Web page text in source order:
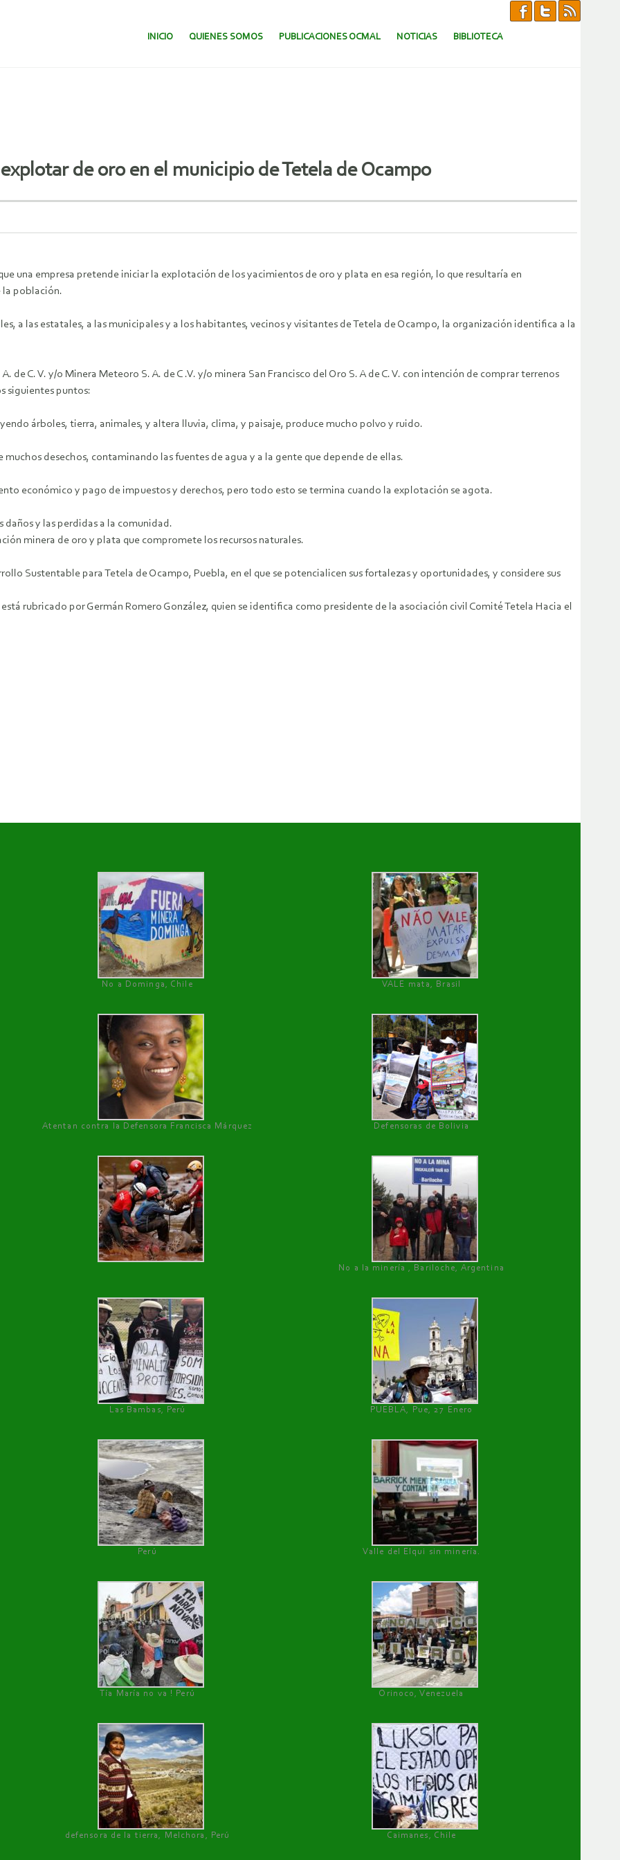
SALTAR AL CONTENIDO.
INICIO QUIENES SOMOS PUBLICACIONES OCMAL NOTICIAS BIBLIOTECA
de oro en el municipio de Tetela de Ocampo
una empresa pretende iniciar la explotación de los yacimientos de oro y plata en esa región, lo que resultaría en
la población.
a las estatales, a las municipales y a los habitantes, vecinos y visitantes de Tetela de Ocampo, la organización identifica a la
de C. V. y/o Minera Meteoro S. A. de C .V. y/o minera San Francisco del Oro S. A de C. V. con intención de comprar terrenos
siguientes puntos:
árboles, tierra, animales, y altera lluvia, clima, y paisaje, produce mucho polvo y ruido.
desechos, contaminando las fuentes de agua y a la gente que depende de ellas.
económico y pago de impuestos y derechos, pero todo esto se termina cuando la explotación se agota.
daños y las perdidas a la comunidad.
minera de oro y plata que compromete los recursos naturales.
Sustentable para Tetela de Ocampo, Puebla, en el que se potencialicen sus fortalezas y oportunidades, y considere sus
rubricado por Germán Romero González, quien se identifica como presidente de la asociación civil Comité Tetela Hacia el
No a Dominga, Chile
VALE mata, Brasil
Atentan contra la Defensora Francisca Márquez Defensoras de Bolivia
No a la minería , Bariloche, Argentina
Las Bambas, Perú PUEBLA, Pue, 27 Enero
Perú Valle del Elqui sin minería.
Tía María no va ! Perú Orinoco, Venezuela
defensora de la tierra, Melchora, Perú Caimanes, Chile